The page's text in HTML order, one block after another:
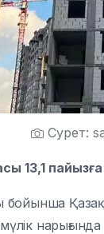
Сурет:
13,1